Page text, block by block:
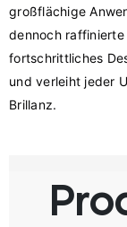
großflächige
dennoch
fortschrittliches
und verleiht jeder